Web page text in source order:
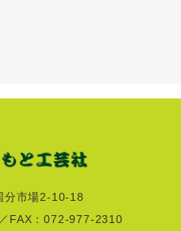
分市場2-10-18
FAX：072-977-2310